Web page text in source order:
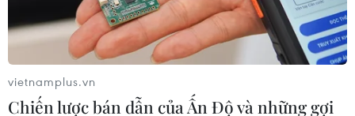
Futsal Việt Nam bất bại sau trận hòa
khó tin trước chủ nhà Thái Lan
06/08/2026 02:38
vietnamplus.vn
Chiến lược bán dẫn của Ấn Độ và những gợi